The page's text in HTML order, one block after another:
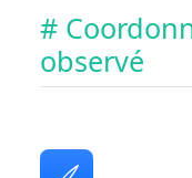
#
observé